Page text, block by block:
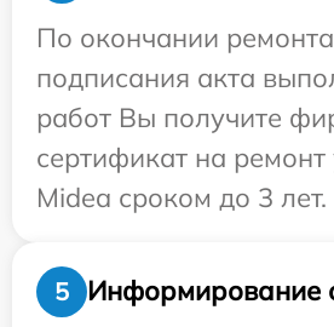
По окончании
подписания акта
работ Вы получите
сертификат на ремонт
Midea сроком до 3 лет.
5
Информирование